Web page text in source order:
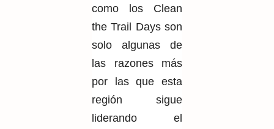
como los Clean
the Trail Days son
solo algunas de
las razones más
por las que esta
región sigue
liderando el